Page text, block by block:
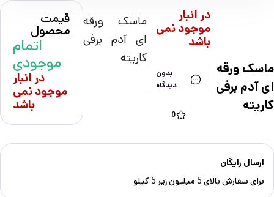
در انبار
موجود نمی
باشد
بدون
دیدگاه
0
ماسک ورقه
ای آدم برفی
کاریته
ماسک ورقه
ای آدم برفی
کاریته
قیمت
محصول
اتمام
موجودی
در انبار
موجود نمی
باشد
ارسال رایگان
برای سفارش‌ بالای 5 میلیون زیر 5 کیلو